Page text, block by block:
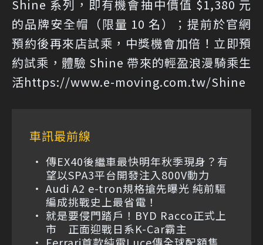
Shine 系列，即有機會抽中價值 $1,380 元
的品牌安全帽（限量 10 名）；提前於官網
預約後再來店試乘，中獎機會加倍！立即預
約試乘，體驗 Shine 帶來的輕盈浪漫騎乘生
活https://www.e-moving.com.tw/Shine
車訊最前線
傳EX40後繼車最快明年秋季現身？有
望以SPA3平台開發注入800V動力
Audi A2 e-tron規格搶先曝光 純前驅
編成挑戰史上最省電！
就是要侵門踏戶！BYD Racco正式上
市 正面迎戰日系K-Car霸主
Ferrari首款純電Luce傳全球配額售